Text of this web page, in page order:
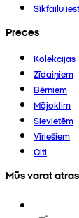
Sīkfailu
Preces
Kolekcijas
Zīdaiņiem
Bērniem
Mājoklim
Sievietēm
Vīriešiem
Citi
Mūs varat